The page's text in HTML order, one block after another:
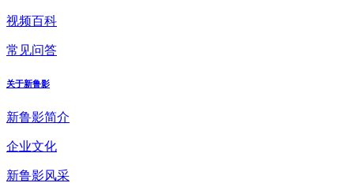
视频百科
常见问答
关于新鲁影
新鲁影简介
企业文化
新鲁影风采